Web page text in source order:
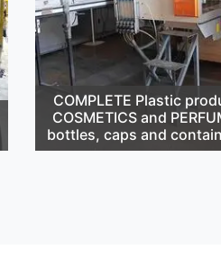
COMPLETE Plastic
COSMETICS and
bottles, caps and